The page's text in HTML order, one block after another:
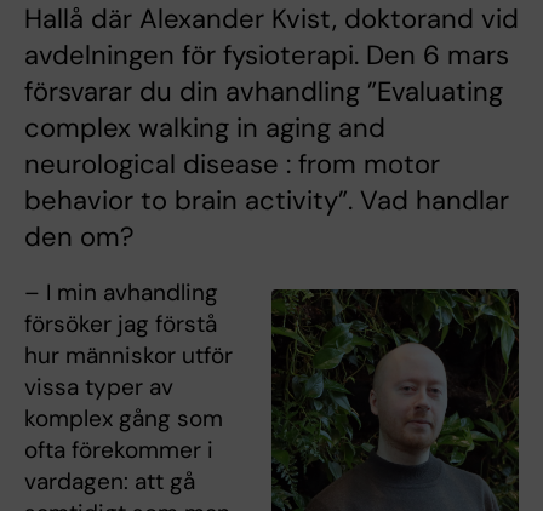
Hallå där Alexander Kvist, doktorand vid
avdelningen för fysioterapi. Den 6 mars
försvarar du din avhandling ”Evaluating
complex walking in aging and
neurological disease : from motor
behavior to brain activity”. Vad handlar
den om?
– I min avhandling
försöker jag förstå
hur människor utför
vissa typer av
komplex gång som
ofta förekommer i
vardagen: att gå